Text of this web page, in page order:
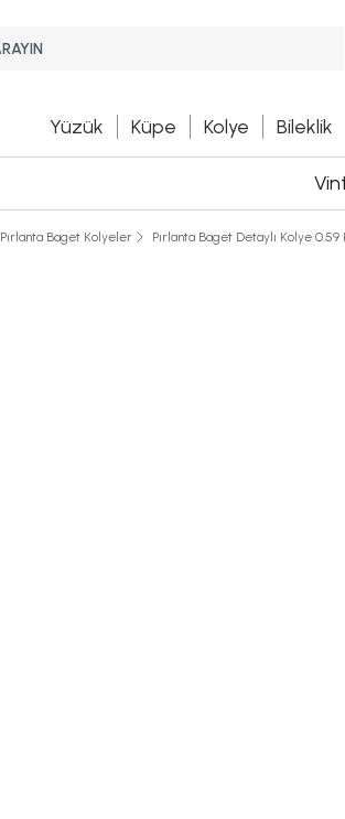
Yüzük Küpe Kolye Bileklik
Pırlanta Baget Kolyeler Pırlanta Baget Detaylı Kolye 0.59